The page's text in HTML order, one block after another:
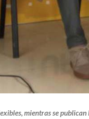
mientras se